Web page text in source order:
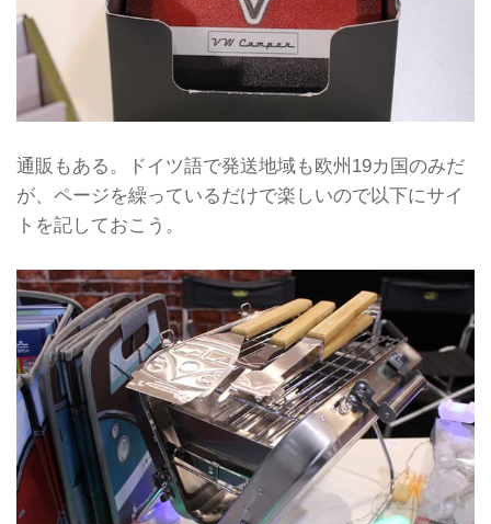
通販もある。ドイツ語で発送地域も欧州19カ国のみだ
が、ページを繰っているだけで楽しいので以下にサイ
トを記しておこう。